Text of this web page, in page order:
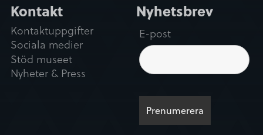
Kontakt
Kontaktuppgifter
Sociala medier
Stöd museet
Nyheter & Press
Nyhetsbrev
E-post